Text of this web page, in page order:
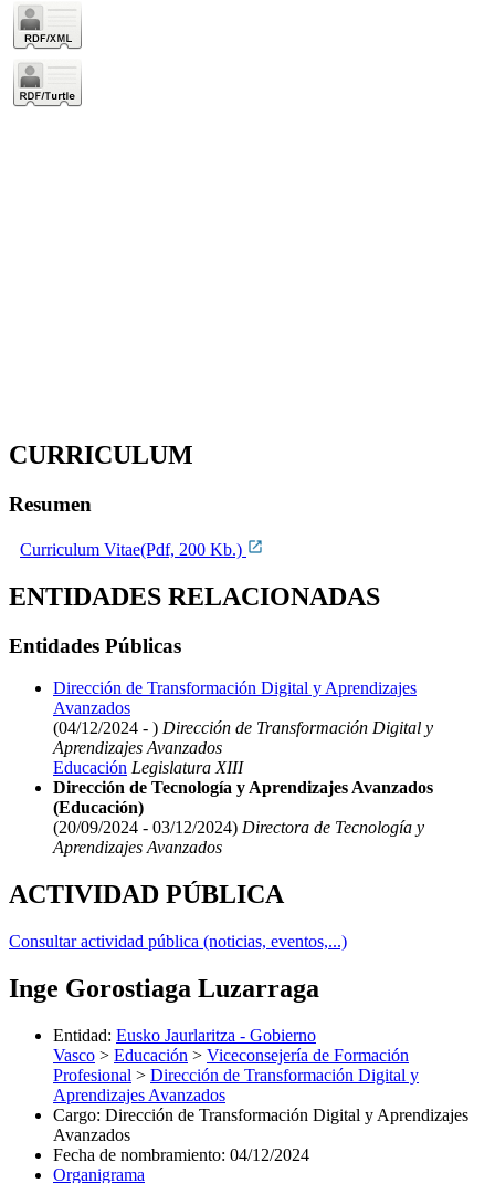
CURRICULUM
Resumen
Curriculum Vitae(Pdf, 200 Kb.)
ENTIDADES RELACIONADAS
Entidades Públicas
Dirección de Transformación Digital y Aprendizajes
Avanzados
(04/12/2024 - ) Dirección de Transformación Digital y
Aprendizajes Avanzados
Educación Legislatura XIII
Dirección de Tecnología y Aprendizajes Avanzados
(Educación)
(20/09/2024 - 03/12/2024) Directora de Tecnología y
Aprendizajes Avanzados
ACTIVIDAD PÚBLICA
Consultar actividad pública (noticias, eventos,...)
Inge Gorostiaga Luzarraga
Entidad: Eusko Jaurlaritza - Gobierno
Vasco > Educación > Viceconsejería de Formación
Profesional > Dirección de Transformación Digital y
Aprendizajes Avanzados
Cargo: Dirección de Transformación Digital y Aprendizajes
Avanzados
Fecha de nombramiento: 04/12/2024
Organigrama